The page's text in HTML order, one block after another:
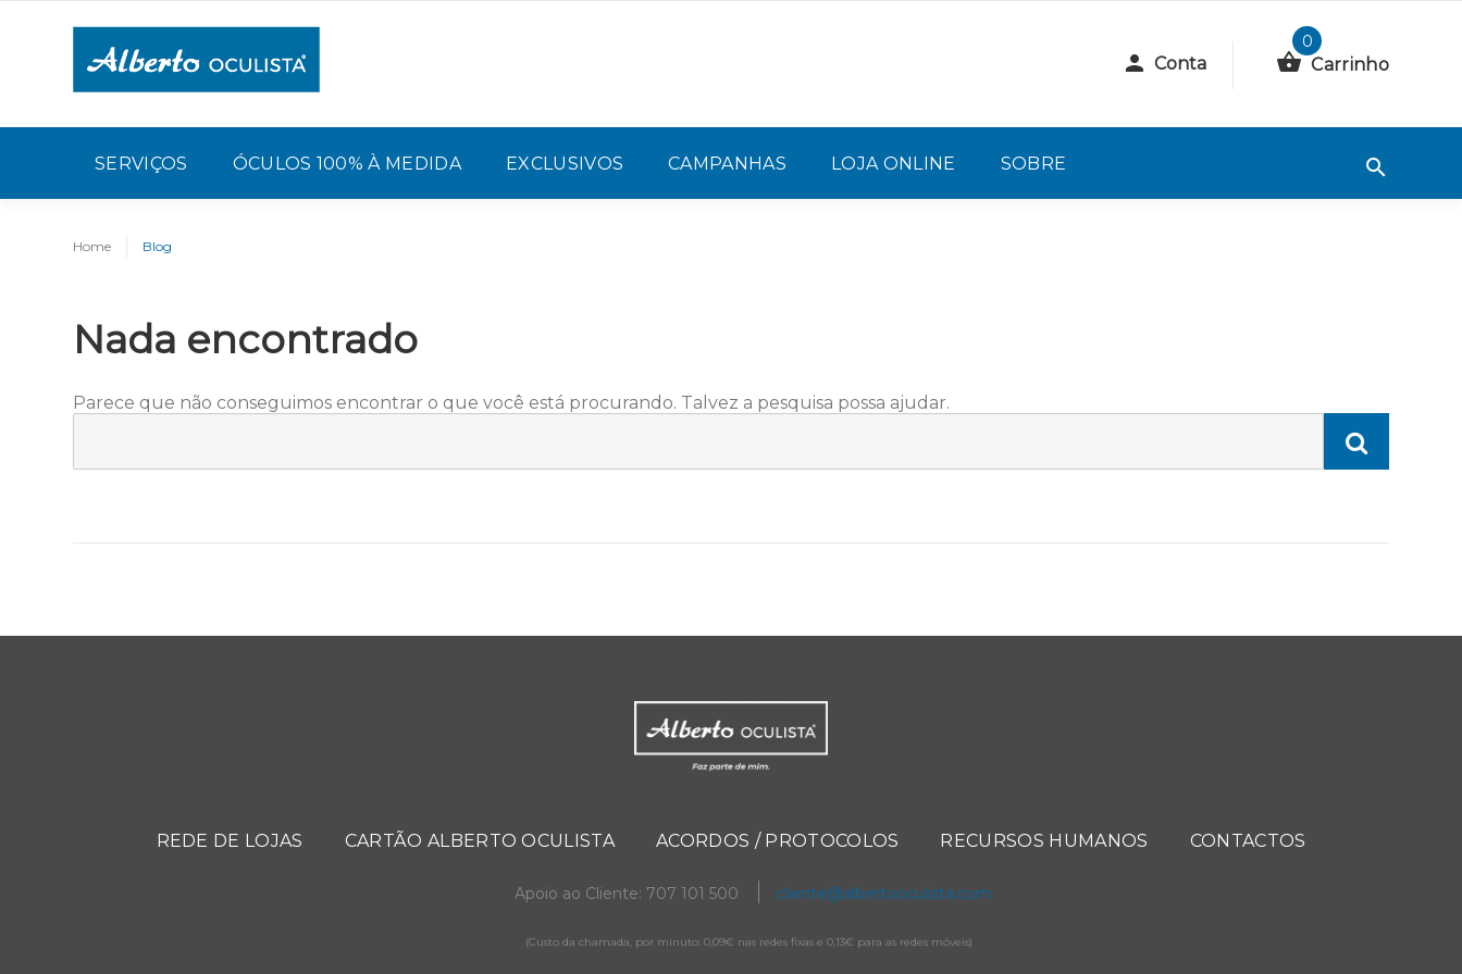
Conta
0
Carrinho
SERVIÇOS ÓCULOS 100% À MEDIDA EXCLUSIVOS CAMPANHAS LOJA ONLINE SOBRE
Home Blog
Nada encontrado
Parece que não conseguimos encontrar o que você está procurando. Talvez a pesquisa possa ajudar.
REDE DE LOJAS CARTÃO ALBERTO OCULISTA ACORDOS / PROTOCOLOS RECURSOS HUMANOS CONTACTOS
Apoio ao Cliente: 707 101 500 cliente@albertooculista.com
(Custo da chamada, por minuto: 0,09€ nas redes fixas e 0,13€ para as redes móveis)